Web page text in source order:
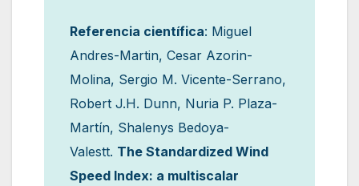
Referencia científica: Miguel
Andres-Martin, Cesar Azorin-
Molina, Sergio M. Vicente-Serrano,
Robert J.H. Dunn, Nuria P. Plaza-
Martín, Shalenys Bedoya-
Valestt. The Standardized Wind
Speed Index: a multiscalar